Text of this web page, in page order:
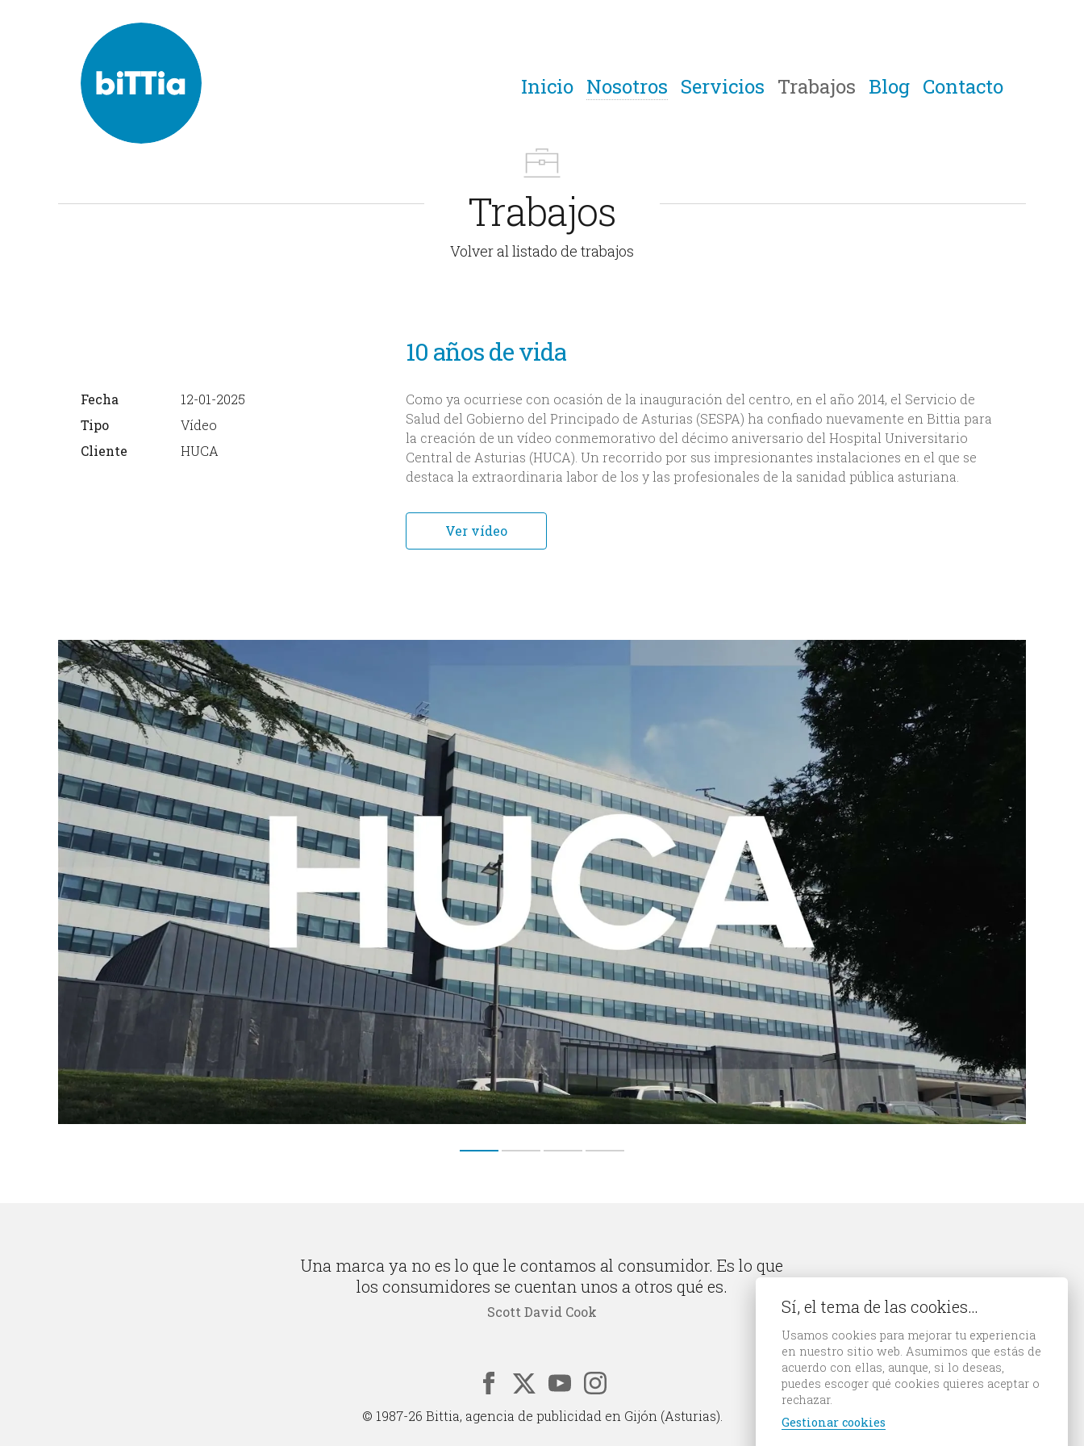
Inicio Nosotros Servicios Trabajos Blog Contacto
Trabajos
Volver al listado de trabajos
10 años de vida
Fecha
12-01-2025
Tipo
Vídeo
Cliente
HUCA
Como ya ocurriese con ocasión de la inauguración del centro, en el año 2014, el Servicio de
Salud del Gobierno del Principado de Asturias (SESPA) ha confiado nuevamente en Bittia para
la creación de un vídeo conmemorativo del décimo aniversario del Hospital Universitario
Central de Asturias (HUCA). Un recorrido por sus impresionantes instalaciones en el que se
destaca la extraordinaria labor de los y las profesionales de la sanidad pública asturiana.
Ver vídeo
Una marca ya no es lo que le contamos al consumidor. Es lo que
los consumidores se cuentan unos a otros qué es.
Scott David Cook
© 1987-26 Bittia, agencia de publicidad en Gijón (Asturias).
Sí, el tema de las cookies…
Usamos cookies para mejorar tu experiencia
en nuestro sitio web. Asumimos que estás de
acuerdo con ellas, aunque, si lo deseas,
puedes escoger qué cookies quieres aceptar o
rechazar.
Gestionar cookies